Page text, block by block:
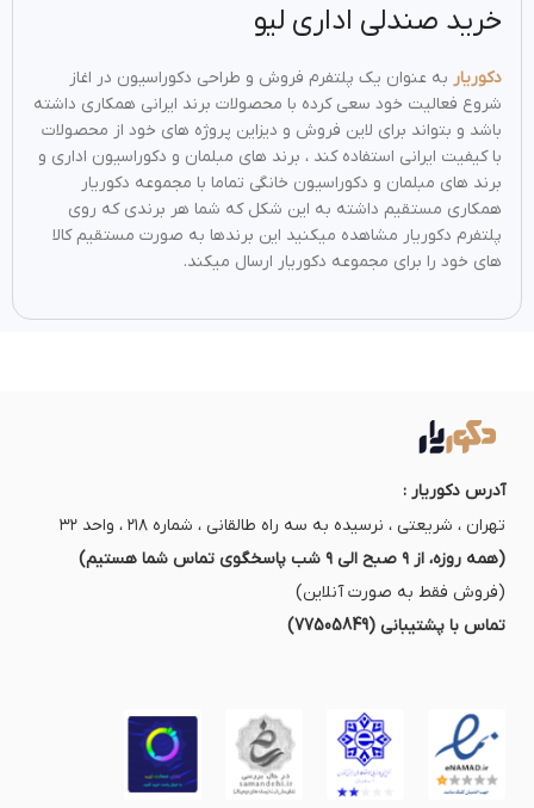
خرید صندلی اداری لیو
دکوریار به عنوان یک پلتفرم فروش و طراحی دکوراسیون در اغاز
شروع فعالیت خود سعی کرده با محصولات برند ایرانی همکاری داشته
باشد و بتواند برای لاین فروش و دیزاین پروژه های خود از محصولات
با کیفیت ایرانی استفاده کند ، برند های مبلمان و دکوراسیون اداری و
برند های مبلمان و دکوراسیون خانگی تماما با مجموعه دکوریار
همکاری مستقیم داشته به این شکل که شما هر برندی که روی
پلتفرم دکوریار مشاهده میکنید این برندها به صورت مستقیم کالا
های خود را برای مجموعه دکوریار ارسال میکند.
آدرس دکوریار :
تهران ، شریعتی ، نرسیده به سه راه طالقانی ، شماره ۲۱۸ ، واحد ۳۲
(همه روزه، از ۹ صبح الی ۹ شب پاسخگوی تماس شما هستیم)
(فروش فقط به صورت آنلاین)
تماس با پشتیبانی (77505849)